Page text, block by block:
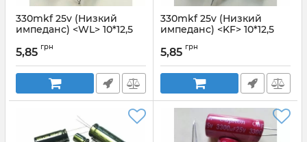
330mkf 25v (Низкий
импеданс) <WL> 10*12,5
Артикул:
5,85 грн
330mkf 25v (Низкий
импеданс) <KF> 10*12,5
Артикул:
5,85 грн